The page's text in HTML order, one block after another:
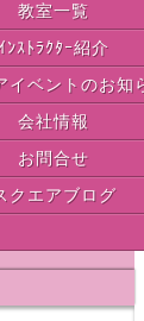
教室一覧
ｲﾝｽﾄﾗｸﾀｰ紹介
イベントのお知
会社情報
お問合せ
クエアブログ